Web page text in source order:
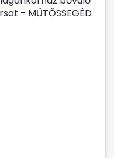
- MŰTŐSSEGÉD